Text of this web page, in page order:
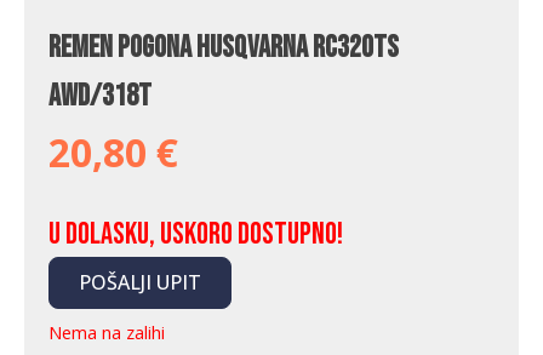
Remen pogona Husqvarna RC320Ts
AWD/318T
20,80 €
U dolasku, uskoro dostupno!
POŠALJI UPIT
Nema na zalihi